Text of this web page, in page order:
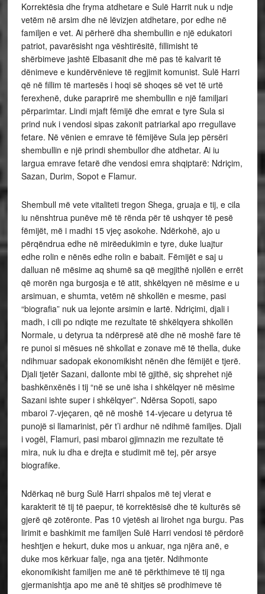
Korrektësia dhe fryma atdhetare e Sulë Harrit nuk u ndje
vetëm në arsim dhe në lëvizjen atdhetare, por edhe në
familjen e vet. Ai përherë dha shembullin e një edukatori
patriot, pavarësisht nga vështirësitë, fillimisht të
shërbimeve jashtë Elbasanit dhe më pas të kalvarit të
dënimeve e kundërvënieve të regjimit komunist. Sulë Harri
që në fillim të martesës i hoqi së shoqes së vet të urtë
ferexhenë, duke paraprirë me shembullin e një familjari
përparimtar. Lindi mjaft fëmijë dhe emrat e tyre Sula si
prind nuk i vendosi sipas zakonit patriarkal apo rregullave
fetare. Në vënien e emrave të fëmijëve Sula jep përsëri
shembullin e një prindi shembullor dhe atdhetar. Ai iu
largua emrave fetarë dhe vendosi emra shqiptarë: Ndriçim,
Sazan, Durim, Sopot e Flamur.
Shembull më vete vitaliteti tregon Shega, gruaja e tij, e cila
iu nënshtrua punëve më të rënda për të ushqyer të pesë
fëmijët, më i madhi 15 vjeç asokohe. Ndërkohë, ajo u
përqëndrua edhe në mirëedukimin e tyre, duke luajtur
edhe rolin e nënës edhe rolin e babait. Fëmijët e saj u
dalluan në mësime aq shumë sa që megjithë njollën e errët
që morën nga burgosja e të atit, shkëlqyen në mësime e u
arsimuan, e shumta, vetëm në shkollën e mesme, pasi
“biografia” nuk ua lejonte arsimin e lartë. Ndriçimi, djali i
madh, i cili po ndiqte me rezultate të shkëlqyera shkollën
Normale, u detyrua ta ndërpresë atë dhe në moshë fare të
re punoi si mësues në shkollat e zonave më të thella, duke
ndihmuar sadopak ekonomikisht nënën dhe fëmijët e tjerë.
Djali tjetër Sazani, dallonte mbi të gjithë, siç shprehet një
bashkënxënës i tij “në se unë isha i shkëlqyer në mësime
Sazani ishte super i shkëlqyer”. Ndërsa Sopoti, sapo
mbaroi 7-vjeçaren, që në moshë 14-vjecare u detyrua të
punojë si llamarinist, për t’i ardhur në ndihmë familjes. Djali
i vogël, Flamuri, pasi mbaroi gjimnazin me rezultate të
mira, nuk iu dha e drejta e studimit më tej, për arsye
biografike.
Ndërkaq në burg Sulë Harri shpalos më tej vlerat e
karakterit të tij të paepur, të korrektësisë dhe të kulturës së
gjerë që zotëronte. Pas 10 vjetësh ai lirohet nga burgu. Pas
lirimit e bashkimit me familjen Sulë Harri vendosi të përdorë
heshtjen e hekurt, duke mos u ankuar, nga njëra anë, e
duke mos kërkuar falje, nga ana tjetër. Ndihmonte
ekonomikisht familjen me anë të përkthimeve të tij nga
gjermanishtja apo me anë të shitjes së prodhimeve të